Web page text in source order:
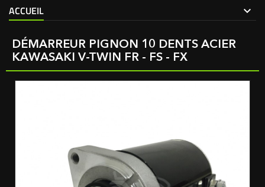
ACCUEIL
DÉMARREUR PIGNON 10 DENTS ACIER
KAWASAKI V-TWIN FR - FS - FX